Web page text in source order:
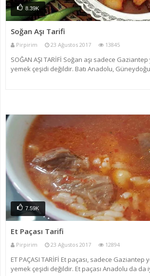
8.39K
Soğan Aşı Tarifi
Pirpirim 23 Ağustos 2017 13845
SOĞAN AŞI TARİFİ Soğan aşı sadece
yemek çeşidi değildir. Batı Anadolu,
7.59K
Et Paçası Tarifi
Pirpirim 23 Ağustos 2017 12894
ET PAÇASI TARİFİ Et paçası, sadece
yemek çeşidi değildir. Et paçası Anadolu da da